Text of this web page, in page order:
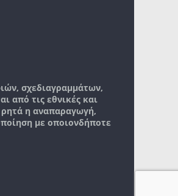
σχεδιαγραμμάτων,
από τις εθνικές και
η αναπαραγωγή,
με οποιονδήποτε